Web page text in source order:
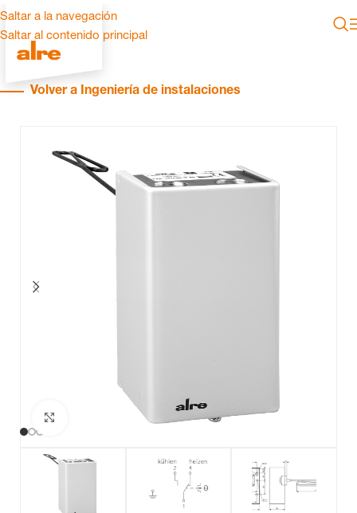
Saltar a la navegación
Saltar al contenido principal
Volver a Ingeniería de instalaciones
Haga clic para ampliar